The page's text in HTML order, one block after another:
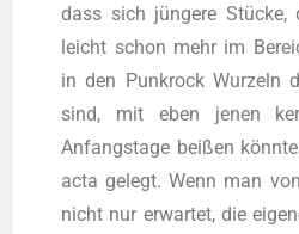
dass sich jün­ge­re Stü­cke,
leicht schon mehr im
in den Punk­rock Wur­zeln
sind, mit eben jenen
Anfangs­ta­ge bei­ßen
acta gelegt. Wenn man
nicht nur erwar­tet, die